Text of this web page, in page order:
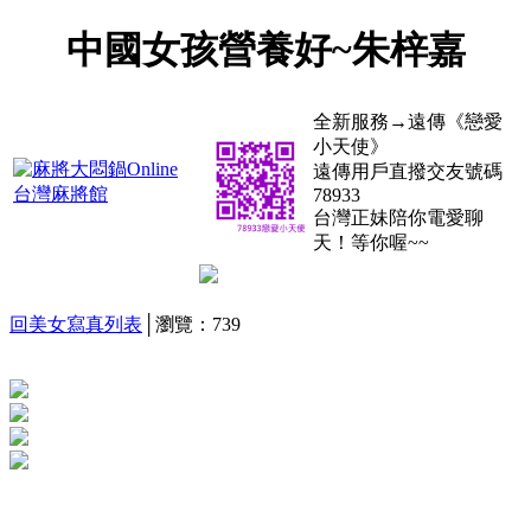
中國女孩營養好~朱梓嘉
全新服務→遠傳《戀愛
小天使》
遠傳用戶直撥交友號碼
78933
台灣正妹陪你電愛聊
天！等你喔~~
回美女寫真列表 │瀏覽：739